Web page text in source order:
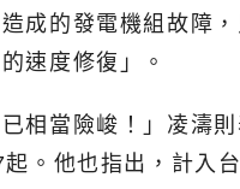
成的發電機組故障
速度修復」。
相當險峻！」凌濤
。他也指出，計入